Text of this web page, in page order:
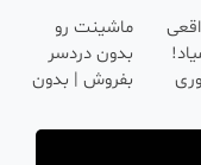
ماشینت رو
بدون دردسر
بفروش | بدون